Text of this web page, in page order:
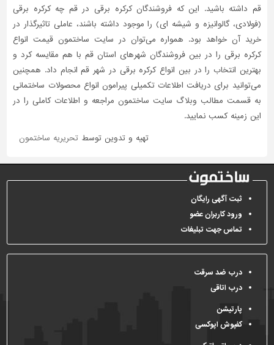
قم داشته باشید. این که فروشندگان کرکره‌ برقی در قم چه کرکره‌ برقی
(فولادی، گالوانیزه و شیشه ای) را موجود داشته باشند، عاملی تاثیر‌گذار در
خرید آن خواهد بود. همواره می‌توان در سایت ساختمون قیمت انواع
کرکره برقی را در بین فروشندگان شهرهای استان قم با هم مقایسه کرد و
بهترین انتخاب را در بین انواع کرکره برقی در شهر قم انجام داد. همچنین
می‌توانید برای دریافت اطلاعات تکمیلی پیرامون انواع محصولات ساختمانی
به قسمت مطالب وبلاگ سایت ساختمون مراجعه و اطلاعات کاملی را در
این زمینه کسب نمایید.
تهیه و تدوین توسط تحریریه ساختمون
ثبت آگهی رایگان
ورود کاربران عضو
تماس جهت تبلیغات
درب ضد سرقت
درب اتاقی
پارتیشن
کفپوش اپوکسی